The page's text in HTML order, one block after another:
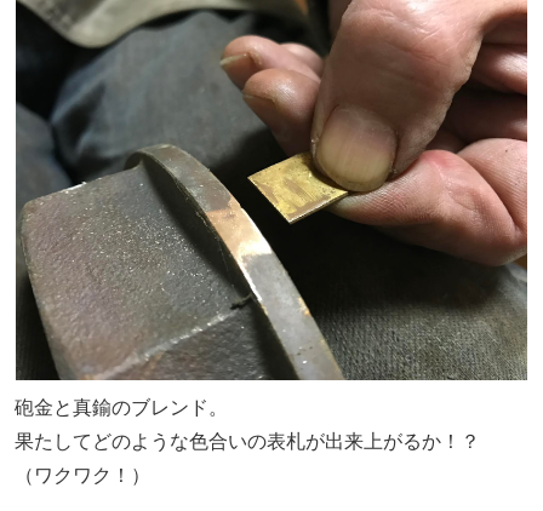
砲金と真鍮のブレンド。
果たしてどのような色合いの表札が出来上がるか！？
（ワクワク！）